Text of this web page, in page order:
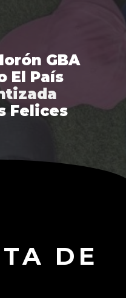
GBA
El País
Felices
DE